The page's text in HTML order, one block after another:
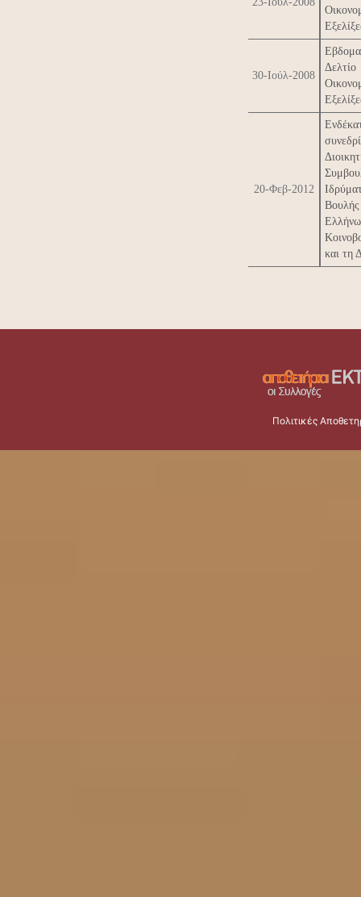
30-Ιούλ-2008
Δελτίο
20-Φεβ-2012
και τη